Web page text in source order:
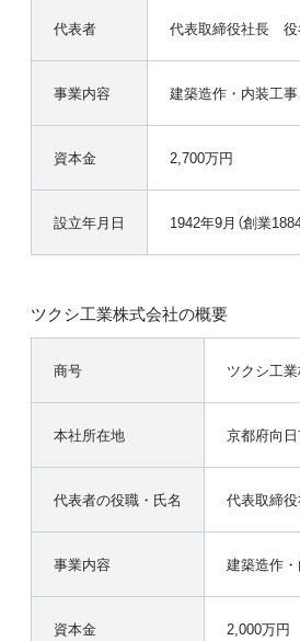
代表者 代表取締役社長 役
事業内容 建築造作・内装工
資本金 2,700万円
設立年月日 1942年9月（創業1884
ツクシ工業株式会社の概要
商号 ツクシ工
本社所在地 京都府向
代表者の役職・氏名 代表取締
事業内容 建築造作・
資本金 2,000万円